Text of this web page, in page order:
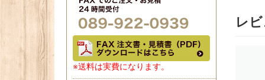
※送料は実費になります。
レ